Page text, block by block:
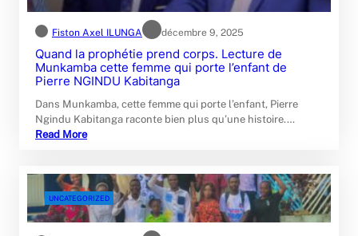
Fiston Axel ILUNGA décembre 9, 2025
Quand la prophétie prend corps. Lecture de
Munkamba cette femme qui porte l’enfant de
Pierre NGINDU Kabitanga
Dans Munkamba, cette femme qui porte l’enfant, Pierre
Ngindu Kabitanga raconte bien plus qu’une histoire.…
Read More
UNCATEGORIZED